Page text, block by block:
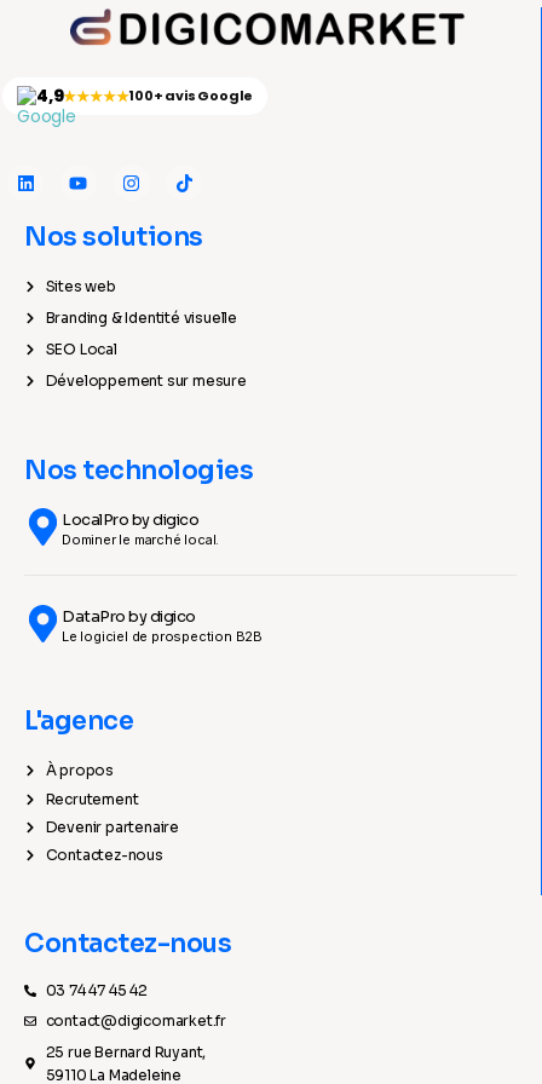
4,9★★★★★100+ avis Google
Nos solutions
Sites web
Branding & Identité visuelle
SEO Local
Développement sur mesure
Nos technologies
LocalPro by digico
Dominer le marché local.
DataPro by digico
Le logiciel de prospection B2B
L'agence
À propos
Recrutement
Devenir partenaire
Contactez-nous
Contactez-nous
03 74 47 45 42
contact@digicomarket.fr
25 rue Bernard Ruyant,
59110 La Madeleine